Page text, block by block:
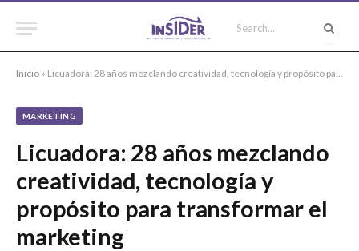
Inicio » Licuadora: 28 años mezclando creatividad, tecnología y propósito para transformar el marketing
MARKETING
Licuadora: 28 años mezclando
creatividad, tecnología y
propósito para transformar el
marketing